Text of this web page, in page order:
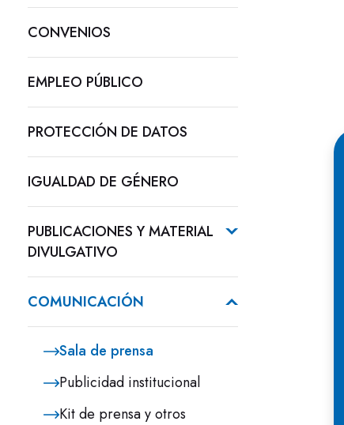
CONVENIOS
EMPLEO PÚBLICO
PROTECCIÓN DE DATOS
IGUALDAD DE GÉNERO
PUBLICACIONES Y MATERIAL
DIVULGATIVO
COMUNICACIÓN
Sala de prensa
Publicidad institucional
Kit de prensa y otros